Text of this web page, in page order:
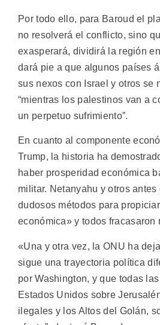
Por todo ello, para Baroud el
no resolverá el conflicto, sino
exasperará, dividirá la región
dará pie a que algunos países
sus nexos con Israel y otros se
“mientras los palestinos van a
un perpetuo sufrimiento”.
En cuanto al componente
Trump, la historia ha
haber prosperidad económica
militar. Netanyahu y otros antes
dudosos métodos para
económica» y todos fracasaron
«Una y otra vez, la ONU ha
sigue una trayectoria política
por Washington, y que todas
Estados Unidos sobre
ilegales y los Altos del Golán,